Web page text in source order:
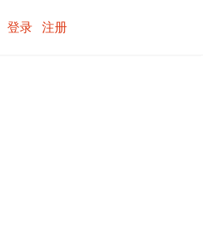
登录 注册